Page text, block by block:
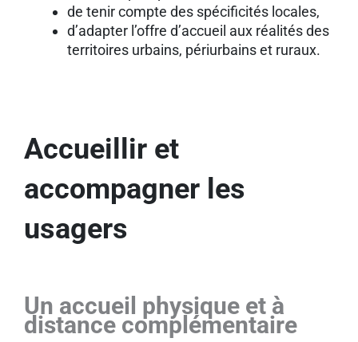
de tenir compte des spécificités locales,
d’adapter l’offre d’accueil aux réalités des
territoires urbains, périurbains et ruraux.
Accueillir et
accompagner les
usagers
Un accueil physique et à
distance complémentaire